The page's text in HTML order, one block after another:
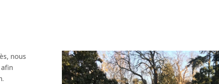
nous